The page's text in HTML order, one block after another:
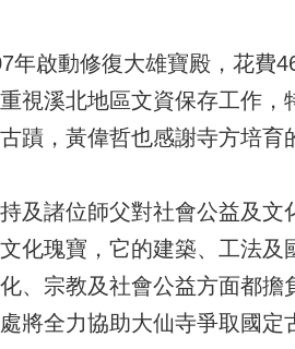
年啟動修復大雄寶殿，花費
視溪北地區文資保存工作
蹟，黃偉哲也感謝寺方培育
及諸位師父對社會公益及
化瑰寶，它的建築、工法
、宗教及社會公益方面都
將全力協助大仙寺爭取國